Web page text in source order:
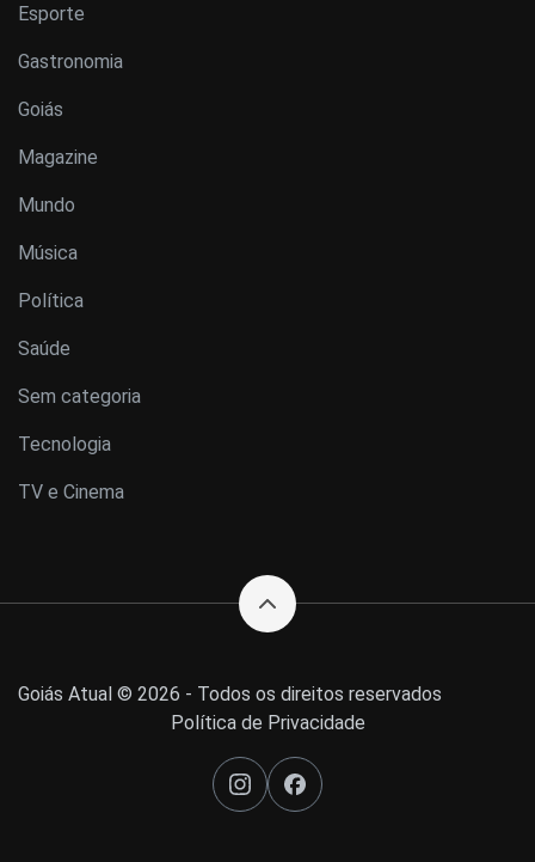
Esporte
Gastronomia
Goiás
Magazine
Mundo
Música
Política
Saúde
Sem categoria
Tecnologia
TV e Cinema
Goiás Atual © 2026 - Todos os direitos reservados
Política de Privacidade